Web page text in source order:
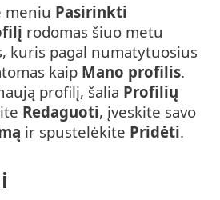
meniu Pasirinkti
rodomas šiuo metu
kuris pagal numatytuosius
kaip Mano profilis.
profilį, šalia Profilių
Redaguoti, įveskite savo
ir spustelėkite Pridėti.